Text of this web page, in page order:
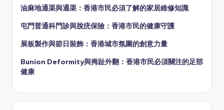
油麻地通渠與通渠：香港市民必須了解的家居維修知識
屯門普通科門診與脫疣保險：香港市民的健康守護
展板製作與節日裝飾：香港城市氛圍的創意力量
Bunion Deformity與拇趾外翻：香港市民必須關注的足部
健康